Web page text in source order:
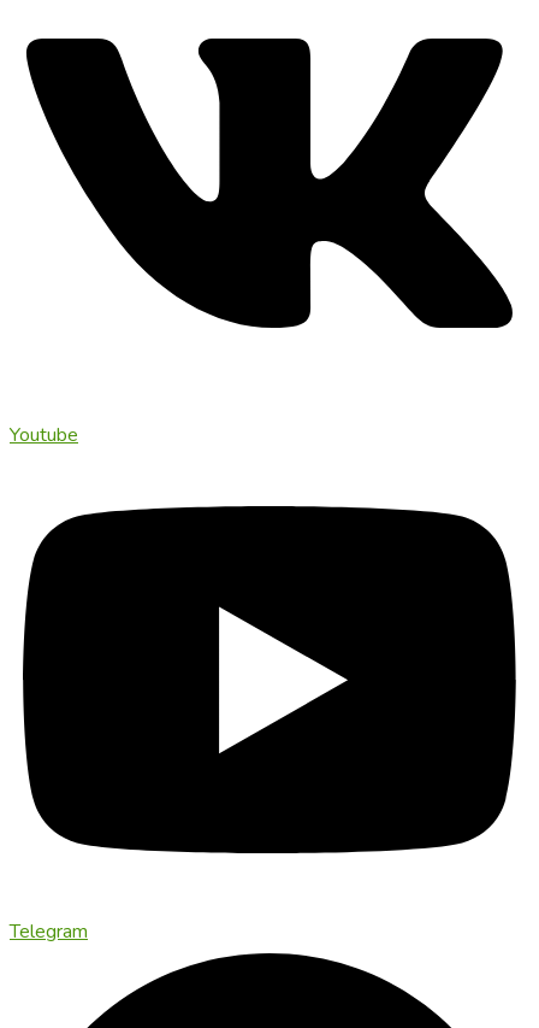
Youtube
Telegram